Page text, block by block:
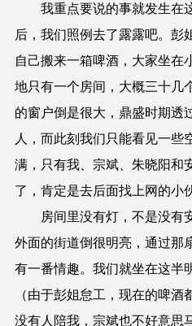
我重点要说的事就发生在
后，我们照例去了露露吧。彭
自己搬来一箱啤酒，大家坐在
地只有一个房间，大概三十几
的窗户倒是很大，鼎盛时期透
人，而此刻我们只能看见一些
满，只有我、宗斌、朱晓阳和
了，肯定是去后面找上网的小
房间里没有灯，不是没有
外面的街道倒很明亮，通过那
有一番情趣。我们就坐在这半
（由于彭姐怠工，现在的啤
没有人陪我，宗斌也不好意思